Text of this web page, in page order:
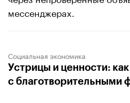
мессенджерах.
Социальная экономика
Устрицы и ценности:
с благотворительными